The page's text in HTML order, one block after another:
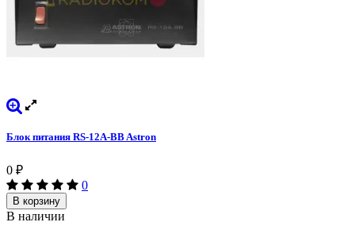
Блок питания RS-12A-BB Astron
0 ₽
0
В корзину
В наличии